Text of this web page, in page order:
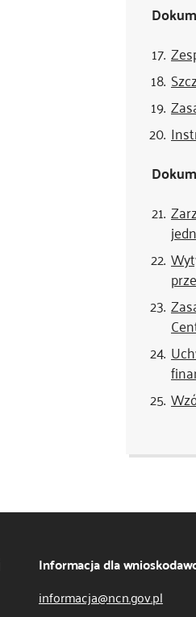
Informacja dla
informacja@ncn.gov.pl